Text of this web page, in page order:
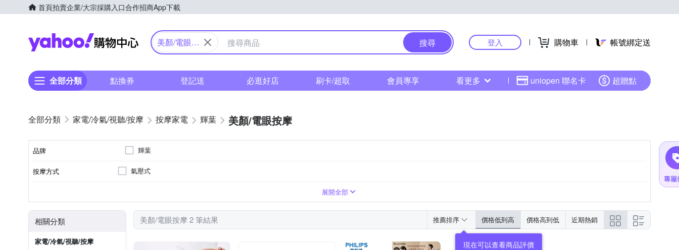
首頁拍賣企業/大宗採購入口合作招商App下載
Yahoo購物中心
美顏/電眼按
搜尋 登入 購物車 帳號綁定送
全部分類 點換券 登記送 必逛好店 刷卡/超取 會員專享 看更多 uniopen 聯名卡 超贈點
家電/冷氣/視聽/按摩 按摩家電 輝葉 美顏/電眼按摩
品牌 輝葉
按摩方式 氣壓式
展開全部
相關分類
家電/冷氣/視聽/按摩
美顏/電眼按摩 2 筆結果 推薦排序 價格低到高 價格高到低 近期熱銷
現在可以查看商品評價